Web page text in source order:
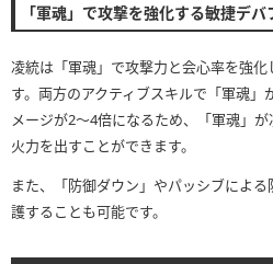
「軍魂」で攻撃を強化する敏捷デ
凌統は「軍魂」で攻撃力と会心率を強
す。両方のアクティブスキルで「軍魂
メージが2〜4倍になるため、「軍魂」
火力を出すことができます。
また、「防御ダウン」やパッシブによ
護することも可能です。